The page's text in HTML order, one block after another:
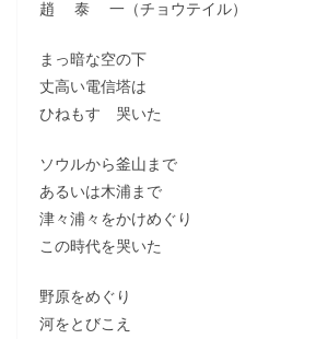
趙 泰 一（チョウテイル）
まっ暗な空の下
丈高い電信塔は
ひねもす 哭いた
ソウルから釜山まで
あるいは木浦まで
津々浦々をかけめぐり
この時代を哭いた
野原をめぐり
河をとびこえ